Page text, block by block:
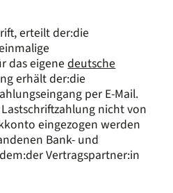
erteilt der:die
das eigenedeutsche
erhält der:die
per E-Mail.
nicht von
eingezogen werden
Bank- und
Vertragspartner:in